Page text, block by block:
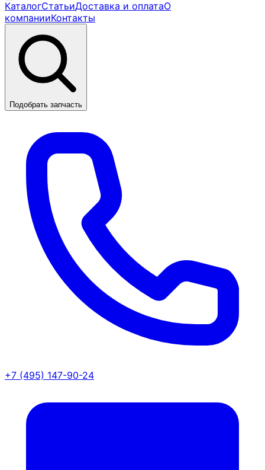
КаталогСтатьиДоставка и оплатаО
компанииКонтакты
Подобрать запчасть
+7 (495) 147-90-24